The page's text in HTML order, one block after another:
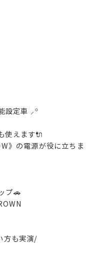
設定車 ⸝꙳
使えます🔌
》の電源が役に立ちま
プ🚗
方も実演/